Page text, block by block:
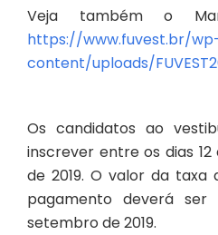
Veja também o
https://www.fuvest.br/
content/uploads/
Os candidatos ao
inscrever entre os dias
de 2019. O valor da taxa
pagamento deverá
setembro de 2019.